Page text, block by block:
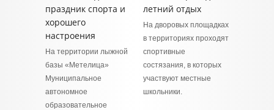
праздник спорта и
хорошего
настроения
На территории лыжной
базы «Метелица»
Муниципальное
автономное
образовательное
летний отдых
На дворовых площадках
в территориях проходят
спортивные
состязания, в которых
участвуют местные
школьники.